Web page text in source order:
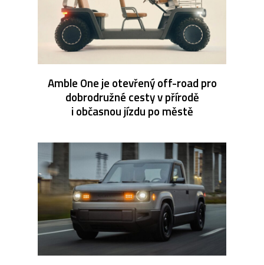
Amble One je otevřený off-road pro
dobrodružné cesty v přírodě
i občasnou jízdu po městě